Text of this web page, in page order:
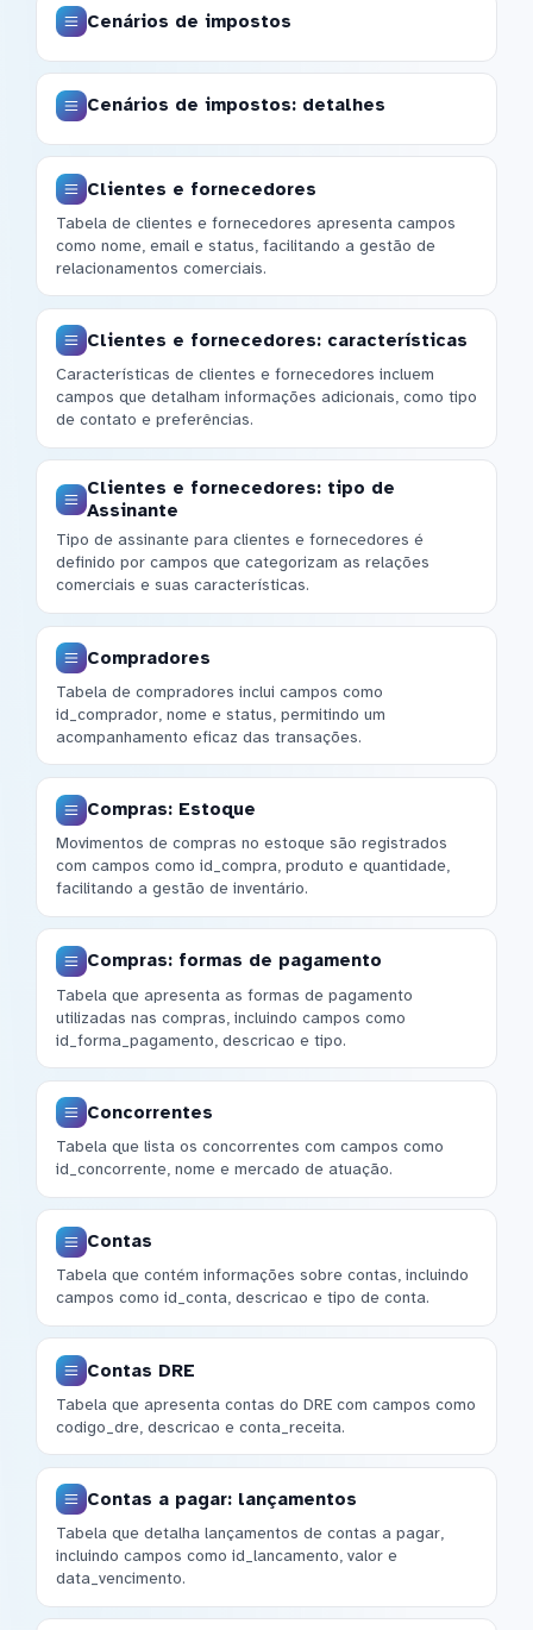
Cenários de impostos
Cenários de impostos: detalhes
Clientes e fornecedores
Tabela de clientes e fornecedores apresenta campos
como nome, email e status, facilitando a gestão de
relacionamentos comerciais.
Clientes e fornecedores: características
Características de clientes e fornecedores incluem
campos que detalham informações adicionais, como tipo
de contato e preferências.
Clientes e fornecedores: tipo de
Assinante
Tipo de assinante para clientes e fornecedores é
definido por campos que categorizam as relações
comerciais e suas características.
Compradores
Tabela de compradores inclui campos como
id_comprador, nome e status, permitindo um
acompanhamento eficaz das transações.
Compras: Estoque
Movimentos de compras no estoque são registrados
com campos como id_compra, produto e quantidade,
facilitando a gestão de inventário.
Compras: formas de pagamento
Tabela que apresenta as formas de pagamento
utilizadas nas compras, incluindo campos como
id_forma_pagamento, descricao e tipo.
Concorrentes
Tabela que lista os concorrentes com campos como
id_concorrente, nome e mercado de atuação.
Contas
Tabela que contém informações sobre contas, incluindo
campos como id_conta, descricao e tipo de conta.
Contas DRE
Tabela que apresenta contas do DRE com campos como
codigo_dre, descricao e conta_receita.
Contas a pagar: lançamentos
Tabela que detalha lançamentos de contas a pagar,
incluindo campos como id_lancamento, valor e
data_vencimento.